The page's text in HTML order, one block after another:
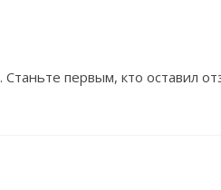
первым, кто оставил